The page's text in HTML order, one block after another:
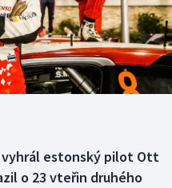
vyhrál estonský pilot Ott
o 23 vteřin druhého